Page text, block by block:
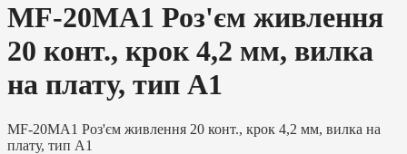
MF-20MA1 Роз'єм живлення
20 конт., крок 4,2 мм, вилка
на плату, тип A1
MF-20MA1 Роз'єм живлення 20 конт., крок 4,2 мм, вилка на
плату, тип A1